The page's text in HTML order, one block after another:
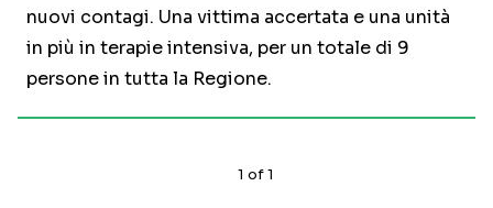
nuovi contagi. Una vittima accertata e una unità
in più in terapie intensiva, per un totale di 9
persone in tutta la Regione.
1 of1